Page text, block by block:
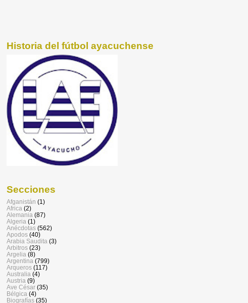
Historia del fútbol ayacuchense
Secciones
Afganistán (1)
Africa (2)
Alemania (87)
Algeria (1)
Anécdotas (562)
Apodos (40)
Arabia Saudita (3)
Arbitros (23)
Argelia (8)
Argentina (799)
Arqueros (117)
Australia (4)
Austria (9)
Ave César (35)
Bélgica (4)
Biografías (35)